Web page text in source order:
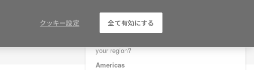
Are you in United States?
your region?
Americas
クッキー設定 全て有効にする